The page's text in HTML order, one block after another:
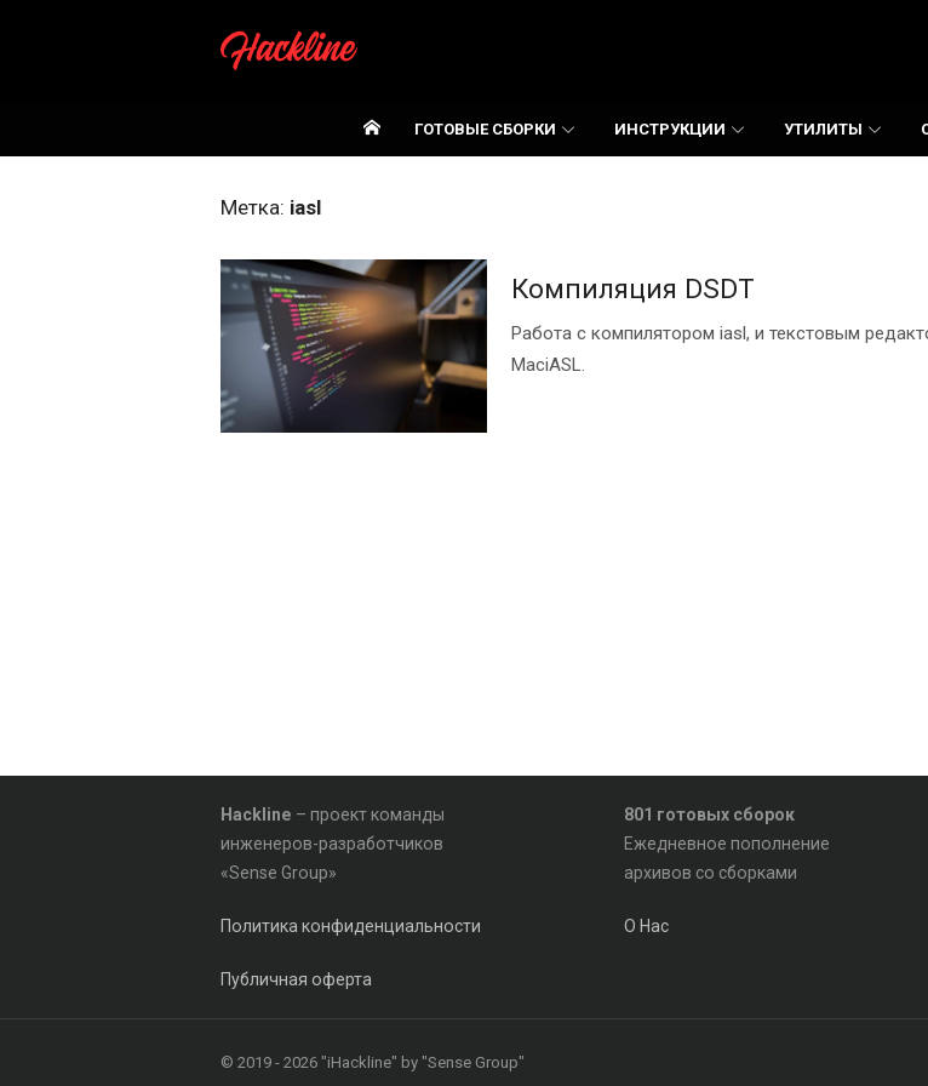
ГОТОВЫЕ СБОРКИ ИНСТРУКЦИИ УТИЛИТЫ
Метка: iasl
Компиляция DSDT
Работа с компилятором iasl, и текстовым
MaciASL.
Hackline – проект команды
инженеров-разработчиков
«Sense Group»
Политика конфиденциальности
Публичная оферта
801 готовых сборок
Ежедневное пополнение
архивов со сборками
О Нас
© 2019 - 2026 "iHackline" by "Sense Group"